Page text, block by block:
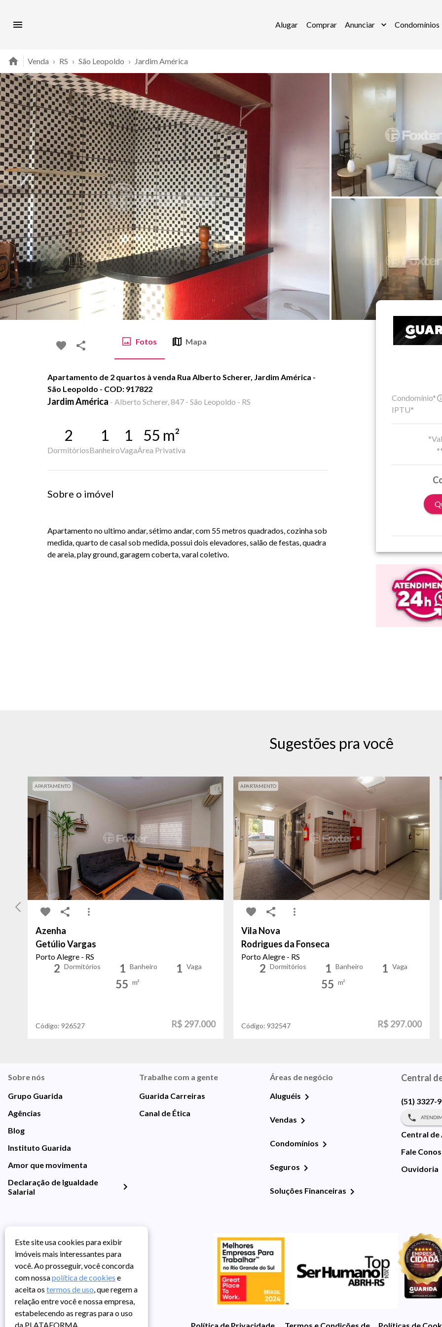
Alugar Comprar Anunciar Condomínios
Venda › RS › São Leopoldo › Jardim América
Fotos Mapa
Apartamento de 2 quartos à venda Rua Alberto Scherer, Jardim América -
São Leopoldo - COD: 917822
Jardim América - Alberto Scherer, 847 - São Leopoldo - RS
2
Dormitórios
1
Banheiro
1
Vaga
55 m²
Área Privativa
Sobre o imóvel
Apartamento no ultimo andar, sétimo andar, com 55 metros quadrados, cozinha sob
medida, quarto de casal sob medida, possui dois elevadores, salão de festas, quadra
de areia, play ground, garagem coberta, varal coletivo.
Condomínio*
IPTU*
Sugestões pra você
APARTAMENTO
Azenha
Getúlio Vargas
Porto Alegre - RS
2 Dormitórios 1 Banheiro 1 Vaga
55 m²
Código: 926527 R$ 297.000
APARTAMENTO
Vila Nova
Rodrigues da Fonseca
Porto Alegre - RS
2 Dormitórios 1 Banheiro 1 Vaga
55 m²
Código:932547 R$ 297.000
Sobre nós
Grupo Guarida
Agências
Blog
Instituto Guarida
Amor que movimenta
Declaração de Igualdade
Salarial
Trabalhe com a gente
Guarida Carreiras
Canal de Ética
Áreas de negócio
Aluguéis
Vendas
Condomínios
Seguros
Soluções Financeiras
Central
(51) 3327-
Central de
Fale
Ouvidoria
Política de Privacidade Termos e Condições de UsoPolíticas de
Este site usa cookies para exibir
imóveis mais interessantes para
você. Ao prosseguir, você concorda
com nossapolítica de cookies e
aceita os termos de uso, que regem a
relação entre você e nossa empresa,
estabelecendo as regras para o uso
da PLATAFORMA.